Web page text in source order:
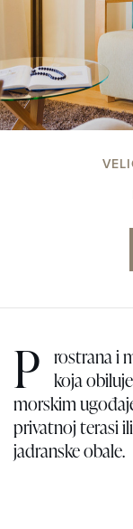
P rostrana i
koja
morskim
privatnoj terasi
jadranske obale.